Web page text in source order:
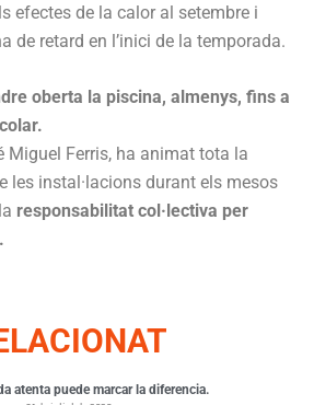
efectes de la calor al setembre i
de retard en l’inici de la temporada.
oberta la piscina, almenys, fins a
Miguel Ferris, ha animat tota la
les instal·lacions durant els mesos
responsabilitat col·lectiva per
atenta puede marcar la diferencia.